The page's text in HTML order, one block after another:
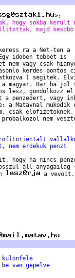
hogy sokba
majd
ra a Net-ten a
idoben tobbet is
nem vagy csak
kerdes pontos
) segitek.
magyar. Bar ha jol
lesz, gondolkozz el
penzedert, vagy
a Matavnal mukodik
csak elofizetoknek.
probalkozol nem
profitorientalt
erdekuk penzt
hogy ha nincs
all anyagailag
a
kulonfele
van gepelve